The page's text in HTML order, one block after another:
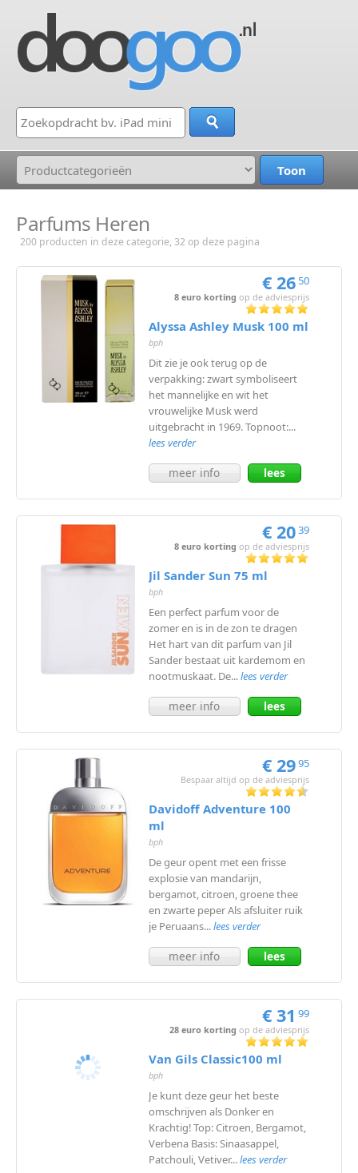
Parfums Heren
200 producten in deze categorie, 32 op deze pagina
€ 26 50
8 euro korting op de adviesprijs
Alyssa Ashley Musk 100 ml
bph
Dit zie je ook terug op de
verpakking: zwart symboliseert
het mannelijke en wit het
vrouwelijke Musk werd
uitgebracht in 1969. Topnoot:...
lees verder
meer info
lees
€ 2039
8 euro korting op de adviesprijs
Jil Sander Sun 75 ml
bph
Een perfect parfum voor de
zomer en is in de zon te dragen
Het hart van dit parfum van Jil
Sander bestaat uit kardemom en
nootmuskaat. De...lees verder
meer info
lees
€ 2995
Bespaar altijd op de adviesprijs
Davidoff Adventure 100
ml
bph
De geur opent met een frisse
explosie van mandarijn,
bergamot, citroen, groene thee
en zwarte peper Als afsluiter ruik
je Peruaans...lees verder
meer info
lees
€ 31 99
28 euro korting op de adviesprijs
Van Gils Classic100 ml
bph
Je kunt deze geur het beste
omschrijven als Donker en
Krachtig! Top: Citroen, Bergamot,
Verbena Basis: Sinaasappel,
Patchouli, Vetiver...lees verder